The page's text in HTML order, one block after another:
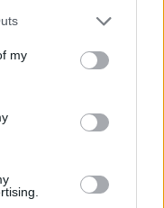
my
4
6
18
20